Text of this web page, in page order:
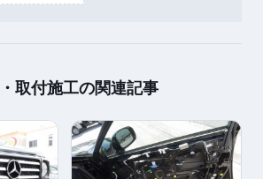
取付施工の関連記事